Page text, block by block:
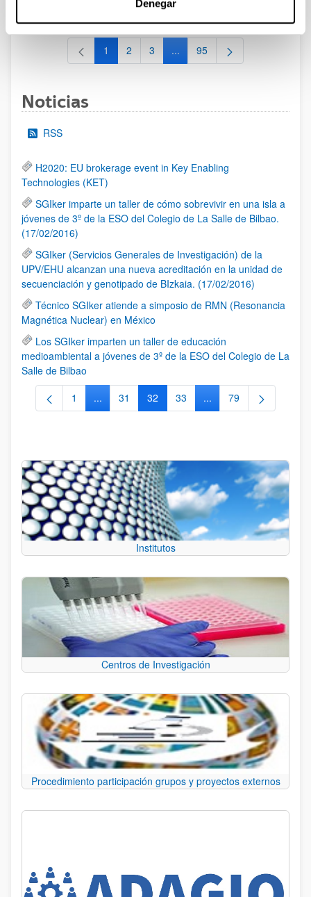
Denegar
al 30/07/2026 (ambos incluídos)
Página
1 Página
2 Página
3 ...Páginas intermedias Use TAB
Página
95
Noticias
RSS
H2020: EU brokerage event in Key Enabling
Technologies (KET)
SGIker imparte un taller de cómo sobrevivir en una isla a
jóvenes de 3º de la ESO del Colegio de La Salle de Bilbao.
(17/02/2016)
SGIker (Servicios Generales de Investigación) de la
UPV/EHU alcanzan una nueva acreditación en la unidad de
secuenciación y genotipado de BIzkaia. (17/02/2016)
Técnico SGIker atiende a simposio de RMN (Resonancia
Magnética Nuclear) en México
Los SGIker imparten un taller de educación
medioambiental a jóvenes de 3º de la ESO del Colegio de La
Salle de Bilbao
Página
1 ...Páginas intermedias Use TAB para desplazarse.
Página
31 Página
32 Página
33 ...Páginas intermedias
Página
79
Institutos
Centros de Investigación
Procedimiento participación grupos y proyectos externos